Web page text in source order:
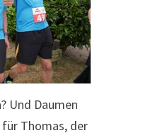
Und Daumen
Thomas, der